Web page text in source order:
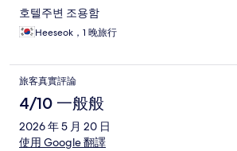
호텔주변 조용함
Heeseok，1 晚旅行
旅客真實評論
4/10 一般般
2026 年 5 月 20 日
使用 Google 翻譯